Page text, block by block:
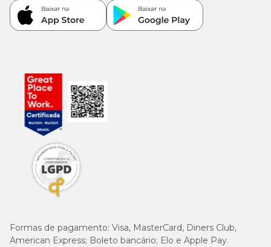
Formas de pagamento: Visa, MasterCard, Diners Club,
American Express; Boleto bancário; Elo e Apple Pay.